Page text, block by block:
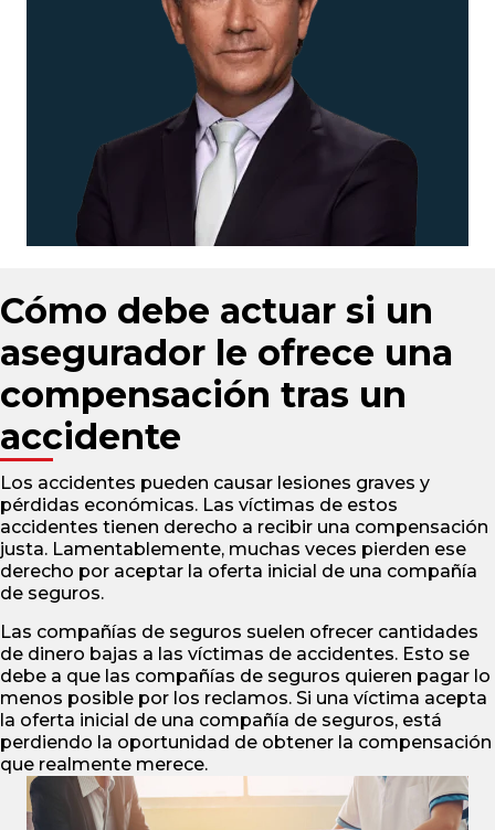
Cómo debe actuar si un
asegurador le ofrece una
compensación tras un
accidente
Los accidentes pueden causar lesiones graves y
pérdidas económicas. Las víctimas de estos
accidentes tienen derecho a recibir una compensación
justa. Lamentablemente, muchas veces pierden ese
derecho por aceptar la oferta inicial de una compañía
de seguros.
Las compañías de seguros suelen ofrecer cantidades
de dinero bajas a las víctimas de accidentes. Esto se
debe a que las compañías de seguros quieren pagar lo
menos posible por los reclamos. Si una víctima acepta
la oferta inicial de una compañía de seguros, está
perdiendo la oportunidad de obtener la compensación
que realmente merece.